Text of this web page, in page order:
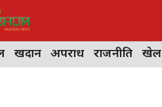
खदान अपराध राजनीति खेल